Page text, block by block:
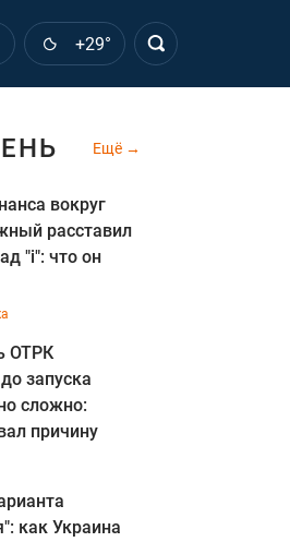
+29°
Ещё
вокруг
расставил
"i": что он
ОТРК
запуска
сложно:
причину
как Украина